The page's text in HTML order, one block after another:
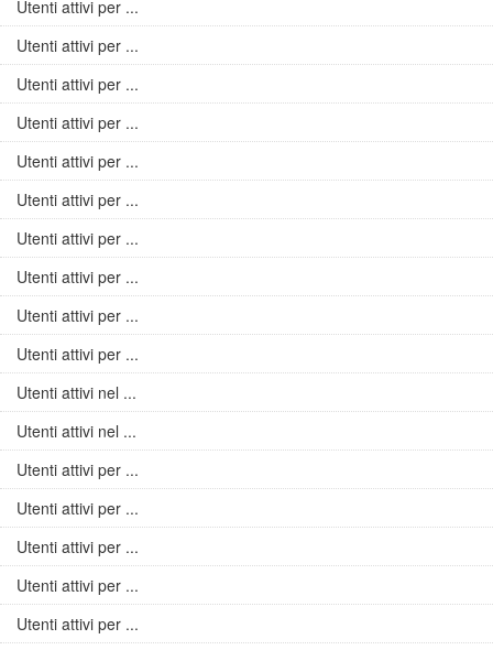
Utenti attivi per ...
Utenti attivi per ...
Utenti attivi per ...
Utenti attivi per ...
Utenti attivi per ...
Utenti attivi per ...
Utenti attivi per ...
Utenti attivi per ...
Utenti attivi per ...
Utenti attivi per ...
Utenti attivi nel ...
Utenti attivi nel ...
Utenti attivi per ...
Utenti attivi per ...
Utenti attivi per ...
Utenti attivi per ...
Utenti attivi per ...